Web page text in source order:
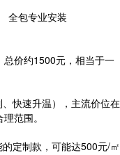
全包专业安装
价约1500元，相当于一
快速升温），主流价位在
范围。
定制款，可能达500元/㎡